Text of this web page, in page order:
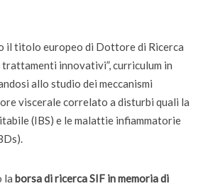
il titolo europeo di Dottore di Ricerca
trattamenti innovativi”, curriculum in
allo studio dei meccanismi
viscerale correlato a disturbi quali la
(IBS) e le malattie infiammatorie
la borsa di ricerca SIF in memoria di